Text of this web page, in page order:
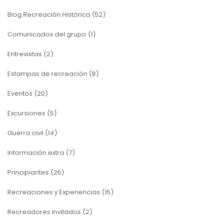
Blog Recreación Histórica (52)
Comunicados del grupo (1)
Entrevistas (2)
Estampas de recreación (8)
Eventos (20)
Excursiones (5)
Guerra civil (14)
Información extra (7)
Principiantes (26)
Recreaciones y Experiencias (15)
Recreadores invitados (2)